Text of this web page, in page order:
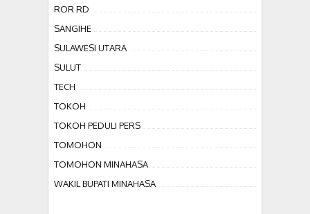
ROR RD
SANGIHE
SULAWESI UTARA
SULUT
TECH
TOKOH
TOKOH PEDULI PERS
TOMOHON
TOMOHON MINAHASA
WAKIL BUPATI MINAHASA